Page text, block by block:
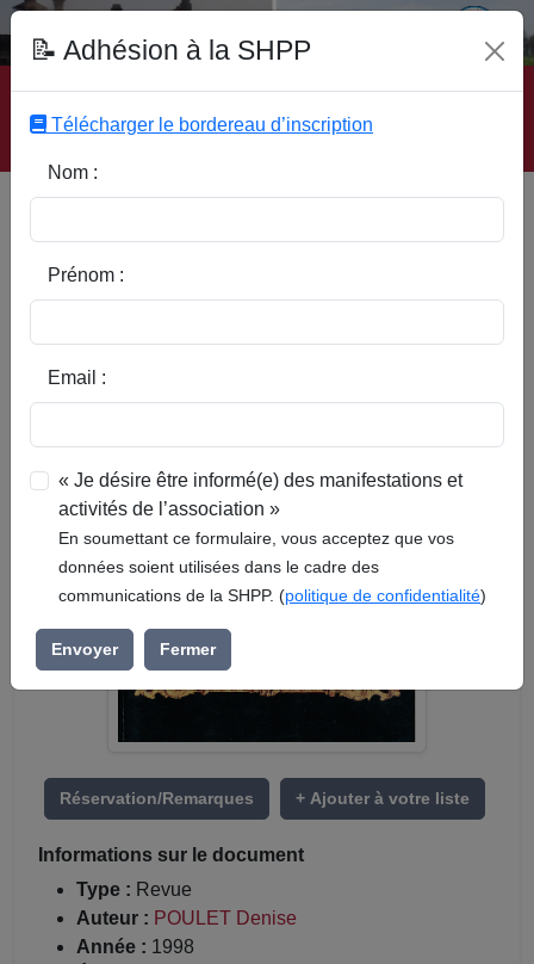
Accueil | Site SHPP | Auteurs | Editeurs | Rubriques |
Sous-Rubriques | Mots-Clefs | Contact
de l'église de Templeuve (1101)
Réservation/Remarques + Ajouter à votre liste
Informations sur le document
Type : Revue
Auteur : POULET Denise
Année : 1998
📝 Adhésion à la SHPP
Télécharger le bordereau d’inscription
Nom :
Prénom :
Email :
« Je désire être informé(e) des manifestations et
activités de l’association »
En soumettant ce formulaire, vous acceptez que vos
données soient utilisées dans le cadre des
communications de la SHPP. (politique de confidentialité)
Envoyer Fermer